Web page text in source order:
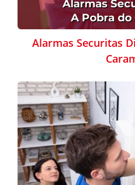
Alarmas Securitas